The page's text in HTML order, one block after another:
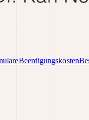
Beerdigungskosten